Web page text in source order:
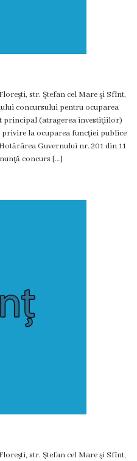
str. Ştefan cel Mare şi Sfînt,
concursului pentru ocuparea
principal (atragerea investiţiilor)
la ocuparea funcţiei publice
Guvernului nr. 201 din 11
concurs […]
str. Ştefan cel Mare şi Sfînt,